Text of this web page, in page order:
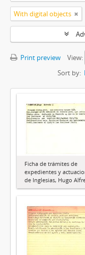
With digital objects
Print preview
View:
Sort by:
Ficha de trámites de
expedientes y
de Inglesias, Hugo